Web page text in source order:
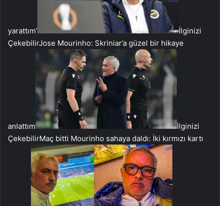
yarattım’
İlginizi
ÇekebilirJose Mourinho: Skriniar’a güzel bir hikaye
anlattım
İlginizi
ÇekebilirMaç bitti Mourinho sahaya daldı: İki kırmızı kartı